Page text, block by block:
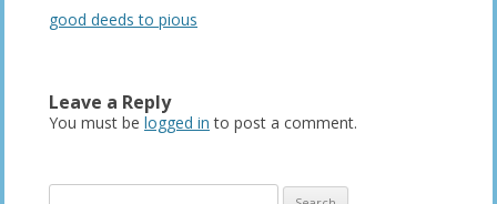
navigation
good deeds to pious
Leave a Reply
You must be logged in to post a comment.